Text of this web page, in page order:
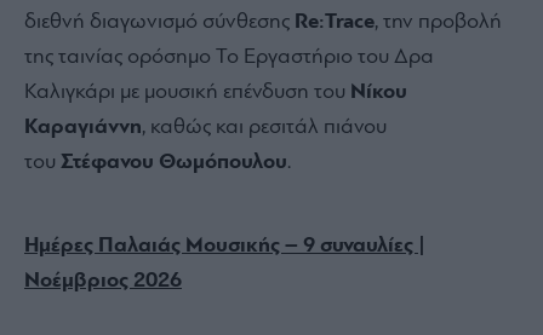
διεθνή διαγωνισμό σύνθεσης Re:Trace, την προβολή
της ταινίας ορόσημο Το Εργαστήριο του Δρα
Καλιγκάρι με μουσική επένδυση του Νίκου
Καραγιάννη, καθώς και ρεσιτάλ πιάνου
του Στέφανου Θωμόπουλου.
Ημέρες Παλαιάς Μουσικής – 9 συναυλίες |
Νοέμβριος 2026